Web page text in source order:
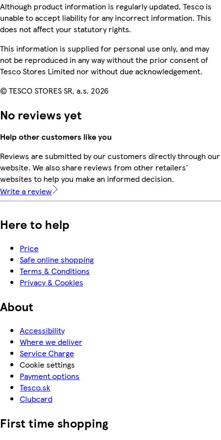
Although product information is regularly updated, Tesco is
unable to accept liability for any incorrect information. This
does not affect your statutory rights.
This information is supplied for personal use only, and may
not be reproduced in any way without the prior consent of
Tesco Stores Limited nor without due acknowledgement.
© TESCO STORES SR, a.s. 2026
No reviews yet
Help other customers like you
Reviews are submitted by our customers directly through our
website. We also share reviews from other retailers'
websites to help you make an informed decision.
Write a review
Here to help
Price
Safe online shopping
Terms & Conditions
Privacy & Cookies
About
Accessibility
Where we deliver
Service Charge
Cookie settings
Payment options
Tesco.sk
Clubcard
First time shopping